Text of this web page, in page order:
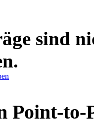
sind
Point-to-